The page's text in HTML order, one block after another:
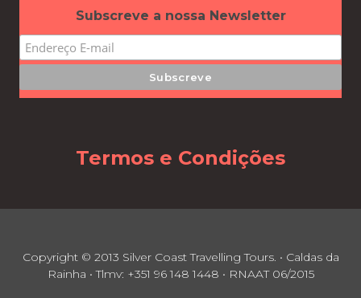
Subscreve a nossa Newsletter
Termos e Condições
Copyright © 2013 Silver Coast Travelling Tours. • Caldas da
Rainha • Tlmv: +351 96 148 1448 • RNAAT 06/2015